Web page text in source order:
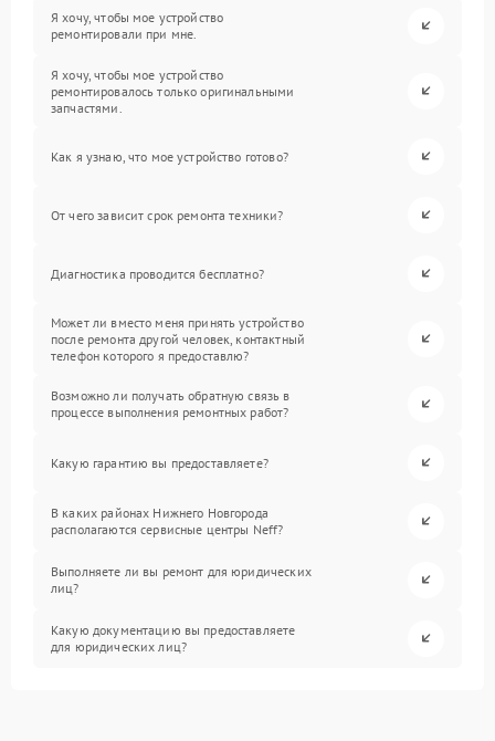
Я хочу, чтобы мое устройство
ремонтировали при мне.
Я хочу, чтобы мое устройство
ремонтировалось только оригинальными
запчастями.
Как я узнаю, что мое устройство готово?
От чего зависит срок ремонта техники?
Диагностика проводится бесплатно?
Может ли вместо меня принять устройство
после ремонта другой человек, контактный
телефон которого я предоставлю?
Возможно ли получать обратную связь в
процессе выполнения ремонтных работ?
Какую гарантию вы предоставляете?
В каких районах Нижнего Новгорода
располагаются сервисные центры Neff?
Выполняете ли вы ремонт для юридических
лиц?
Какую документацию вы предоставляете
для юридических лиц?